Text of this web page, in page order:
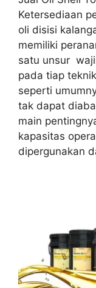
Ketersediaan
oli disisi
memiliki
satu unsur
pada tiap
seperti
tak dapat
main
kapasitas
dipergunakan